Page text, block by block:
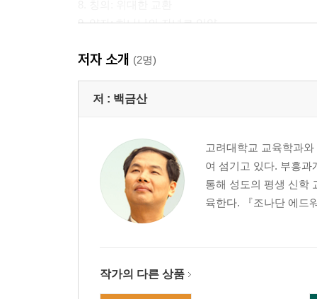
9. 양자: 하나님의 자녀로 입양
현재적 구원: 나는 지금 구원받아 가고 있습니다.
10. 성화: 그리스도를 본받아
11. 견인: 하나님의 보호와 성도의 인내
미래적 구원: 나는 앞으로 구원받을 것입니다
13. 영화: 구원의 궁극적 완성
부록1. 구사모를 위한 그룹스터디 가이드
부록2. 참고문헌
저자 소개 (2명)
저 : 백금산
고려대학교 교육학과
여 섬기고 있다. 부흥과
통해 성도의 평생 신학
육한다. 『조나단 에드
작가의 다른 상품